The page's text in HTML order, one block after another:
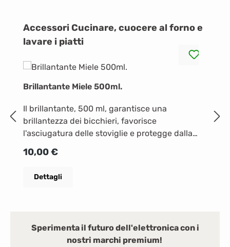
Salta la galleria dei prodotti
Accessori Cucinare, cuocere al forno e
lavare i piatti
Brillantante Miele 500ml.
Il brillantante, 500 ml, garantisce una
brillantezza dei bicchieri, favorisce
l'asciugatura delle stoviglie e protegge dalla
grazie allo speciale tappo. Bottiglia in plastica
Prezzo normale:
10,00 €
Dettagli
Sperimenta il futuro dell'elettronica con i
nostri marchi premium!